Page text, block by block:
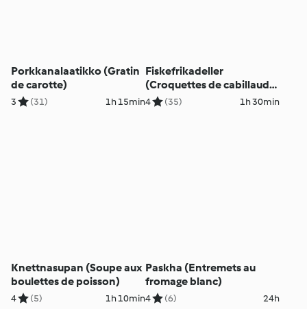
Porkkanalaatikko (Gratin
de carotte)
3 (31) 1h 15min
Fiskefrikadeller
(Croquettes de cabillaud
et rémoulade)
4 (35) 1h 30min
Knettnasupan (Soupe aux
boulettes de poisson)
4 (5) 1h 10min
Paskha (Entremets au
fromage blanc)
4 (6) 24h